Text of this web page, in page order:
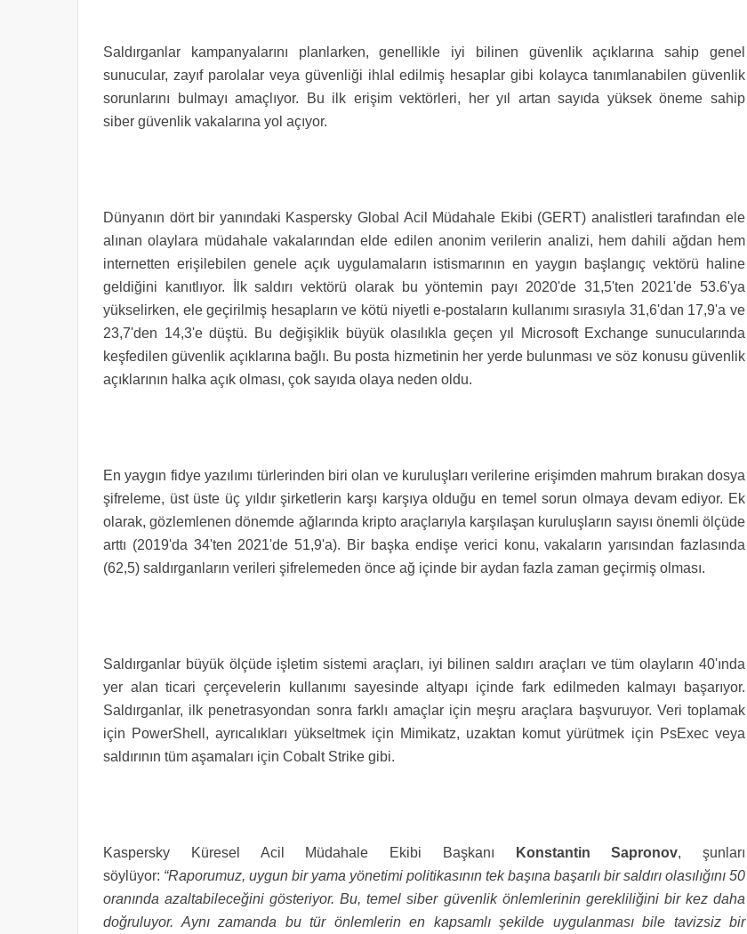
Saldırganlar kampanyalarını planlarken, genellikle iyi bilinen güvenlik açıklarına sahip genel
sunucular, zayıf parolalar veya güvenliği ihlal edilmiş hesaplar gibi kolayca tanımlanabilen güvenlik
sorunlarını bulmayı amaçlıyor. Bu ilk erişim vektörleri, her yıl artan sayıda yüksek öneme sahip
siber güvenlik vakalarına yol açıyor.
Dünyanın dört bir yanındaki Kaspersky Global Acil Müdahale Ekibi (GERT) analistleri tarafından ele
alınan olaylara müdahale vakalarından elde edilen anonim verilerin analizi, hem dahili ağdan hem
internetten erişilebilen genele açık uygulamaların istismarının en yaygın başlangıç vektörü haline
geldiğini kanıtlıyor. İlk saldırı vektörü olarak bu yöntemin payı 2020'de 31,5'ten 2021'de 53.6'ya
yükselirken, ele geçirilmiş hesapların ve kötü niyetli e-postaların kullanımı sırasıyla 31,6'dan 17,9'a ve
23,7'den 14,3'e düştü. Bu değişiklik büyük olasılıkla geçen yıl
Microsoft Exchange sunucularında
keşfedilen güvenlik açıklarına bağlı. Bu posta hizmetinin her yerde bulunması ve söz konusu güvenlik
açıklarının halka açık olması, çok sayıda olaya neden oldu.
En yaygın fidye yazılımı türlerinden biri olan ve kuruluşları verilerine erişimden mahrum bırakan dosya
şifreleme, üst üste üç yıldır şirketlerin karşı karşıya olduğu en temel sorun olmaya devam ediyor. Ek
olarak, gözlemlenen dönemde ağlarında kripto araçlarıyla karşılaşan kuruluşların sayısı önemli ölçüde
arttı (2019'da 34'ten 2021'de 51,9'a). Bir başka endişe verici konu, vakaların yarısından fazlasında
(62,5) saldırganların verileri şifrelemeden önce ağ içinde bir aydan fazla zaman geçirmiş olması.
Saldırganlar büyük ölçüde işletim sistemi araçları, iyi bilinen saldırı araçları ve tüm olayların 40'ında
yer alan ticari çerçevelerin kullanımı sayesinde altyapı içinde fark edilmeden kalmayı başarıyor.
Saldırganlar, ilk penetrasyondan sonra farklı amaçlar için meşru araçlara başvuruyor. Veri toplamak
için PowerShell, ayrıcalıkları yükseltmek için Mimikatz, uzaktan komut yürütmek için PsExec veya
saldırının tüm aşamaları için Cobalt Strike gibi.
Kaspersky Küresel Acil Müdahale Ekibi Başkanı Konstantin Sapronov, şunları
söylüyor: “Raporumuz, uygun bir yama yönetimi politikasının tek başına başarılı bir saldırı olasılığını 50
oranında azaltabileceğini gösteriyor. Bu, temel siber güvenlik önlemlerinin gerekliliğini bir kez daha
doğruluyor. Aynı zamanda bu tür önlemlerin en kapsamlı şekilde uygulanması bile tavizsiz bir